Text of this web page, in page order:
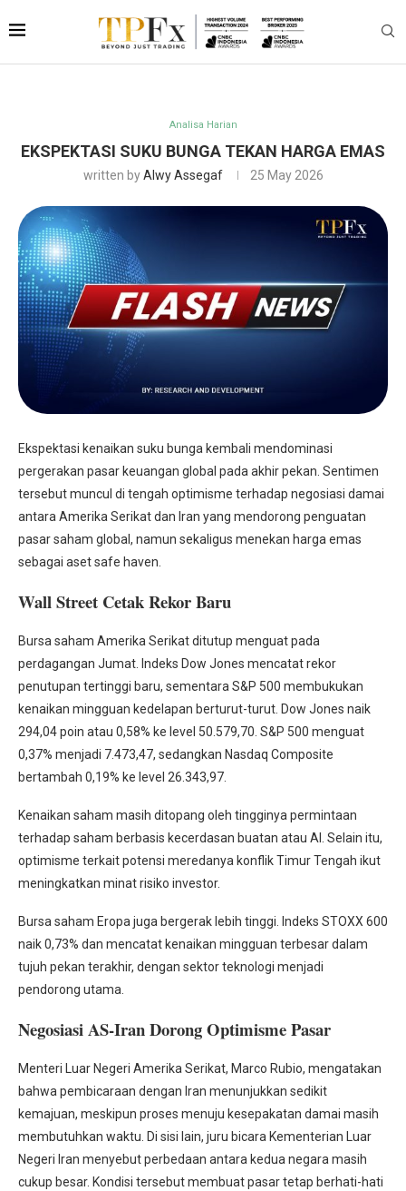
Analisa Harian
EKSPEKTASI SUKU BUNGA TEKAN HARGA EMAS
written byAlwy Assegaf 25 May 2026
Ekspektasi kenaikan suku bunga kembali mendominasi
pergerakan pasar keuangan global pada akhir pekan. Sentimen
tersebut muncul di tengah optimisme terhadap negosiasi damai
antara Amerika Serikat dan Iran yang mendorong penguatan
pasar saham global, namun sekaligus menekan harga emas
sebagai aset safe haven.
Wall Street Cetak Rekor Baru
Bursa saham Amerika Serikat ditutup menguat pada
perdagangan Jumat. Indeks Dow Jones mencatat rekor
penutupan tertinggi baru, sementara S&P 500 membukukan
kenaikan mingguan kedelapan berturut-turut. Dow Jones naik
294,04 poin atau 0,58% ke level 50.579,70. S&P 500 menguat
0,37% menjadi 7.473,47, sedangkan Nasdaq Composite
bertambah 0,19% ke level 26.343,97.
Kenaikan saham masih ditopang oleh tingginya permintaan
terhadap saham berbasis kecerdasan buatan atau AI. Selain itu,
optimisme terkait potensi meredanya konflik Timur Tengah ikut
meningkatkan minat risiko investor.
Bursa saham Eropa juga bergerak lebih tinggi. Indeks STOXX 600
naik 0,73% dan mencatat kenaikan mingguan terbesar dalam
tujuh pekan terakhir, dengan sektor teknologi menjadi
pendorong utama.
Negosiasi AS-Iran Dorong Optimisme Pasar
Menteri Luar Negeri Amerika Serikat, Marco Rubio, mengatakan
bahwa pembicaraan dengan Iran menunjukkan sedikit
kemajuan, meskipun proses menuju kesepakatan damai masih
membutuhkan waktu. Di sisi lain, juru bicara Kementerian Luar
Negeri Iran menyebut perbedaan antara kedua negara masih
cukup besar. Kondisi tersebut membuat pasar tetap berhati-hati